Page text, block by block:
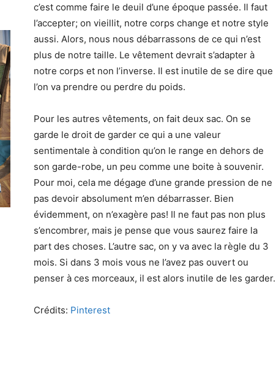
c’est comme faire le deuil d’une époque passée. Il faut
l’accepter; on vieillit, notre corps change et notre style
aussi. Alors, nous nous débarrassons de ce qui n’est
plus de notre taille. Le vêtement devrait s’adapter à
notre corps et non l’inverse. Il est inutile de se dire que
l’on va prendre ou perdre du poids.
Pour les autres vêtements, on fait deux sac. On se
garde le droit de garder ce qui a une valeur
sentimentale à condition qu’on le range en dehors de
son garde-robe, un peu comme une boite à souvenir.
Pour moi, cela me dégage d’une grande pression de ne
pas devoir absolument m’en débarrasser. Bien
évidemment, on n’exagère pas! Il ne faut pas non plus
s’encombrer, mais je pense que vous saurez faire la
part des choses. L’autre sac, on y va avec la règle du 3
mois. Si dans 3 mois vous ne l’avez pas ouvert ou
penser à ces morceaux, il est alors inutile de les garder.
Crédits: Pinterest